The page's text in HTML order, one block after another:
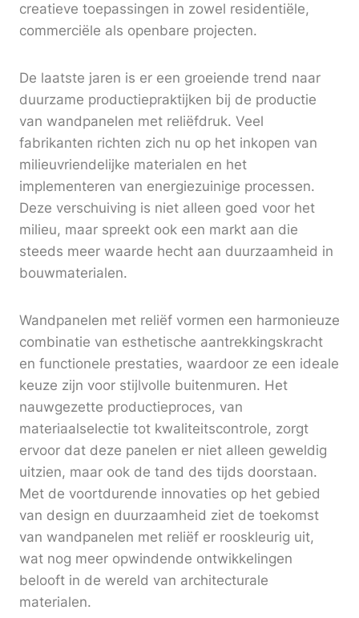
creatieve toepassingen in zowel residentiële,
commerciële als openbare projecten.
De laatste jaren is er een groeiende trend naar
duurzame productiepraktijken bij de productie
van wandpanelen met reliëfdruk. Veel
fabrikanten richten zich nu op het inkopen van
milieuvriendelijke materialen en het
implementeren van energiezuinige processen.
Deze verschuiving is niet alleen goed voor het
milieu, maar spreekt ook een markt aan die
steeds meer waarde hecht aan duurzaamheid in
bouwmaterialen.
Wandpanelen met reliëf vormen een harmonieuze
combinatie van esthetische aantrekkingskracht
en functionele prestaties, waardoor ze een ideale
keuze zijn voor stijlvolle buitenmuren. Het
nauwgezette productieproces, van
materiaalselectie tot kwaliteitscontrole, zorgt
ervoor dat deze panelen er niet alleen geweldig
uitzien, maar ook de tand des tijds doorstaan.
Met de voortdurende innovaties op het gebied
van design en duurzaamheid ziet de toekomst
van wandpanelen met reliëf er rooskleurig uit,
wat nog meer opwindende ontwikkelingen
belooft in de wereld van architecturale
materialen.